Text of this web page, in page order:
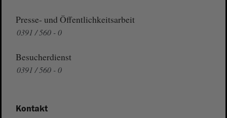
Presse- und Öffentlichkeitsarbeit
0391 / 560 - 0
Besucherdienst
0391 / 560 - 0
Kontakt